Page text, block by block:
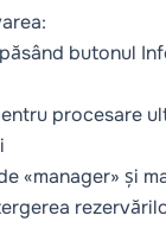
butonul
procesare
«manager» și